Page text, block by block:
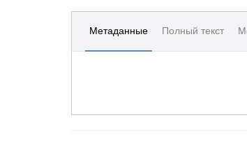
Метаданные Полный текст